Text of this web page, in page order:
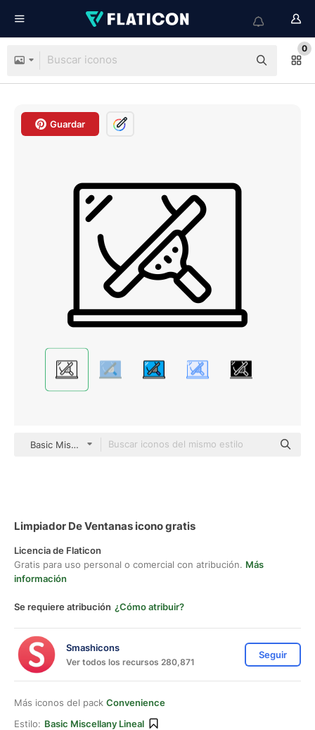
0
Guardar
Basic Miscellany Lineal
Limpiador De Ventanas icono gratis
Licencia de Flaticon
Gratis para uso personal o comercial con atribución. Más
información
Se requiere atribución ¿Cómo atribuir?
Smashicons
Ver todos los recursos 280,871
Seguir
Más iconos del pack Convenience
Estilo: Basic Miscellany Lineal